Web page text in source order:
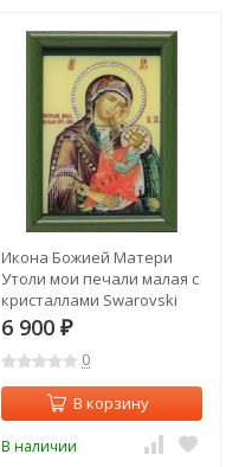
Икона Божией Матери
Утоли мои печали малая с
кристаллами Swarovski
(1618)
6 900 ₽
0
В корзину
В наличии